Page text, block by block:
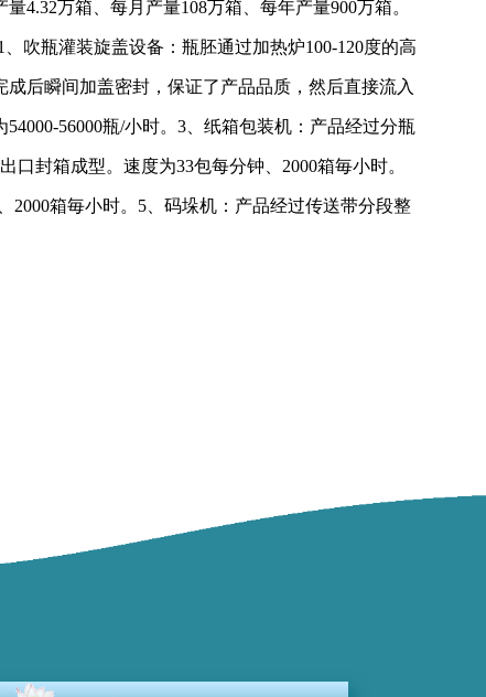
4.32万箱、每月产量108万箱、每年产量900万箱。
吹瓶灌装旋盖设备：瓶胚通过加热炉100-120度的高
后瞬间加盖密封，保证了产品品质，然后直接流入
54000-56000瓶/小时。3、纸箱包装机：产品经过分瓶
封箱成型。速度为33包每分钟、2000箱毎小时。
2000箱毎小时。5、码垛机：产品经过传送带分段整